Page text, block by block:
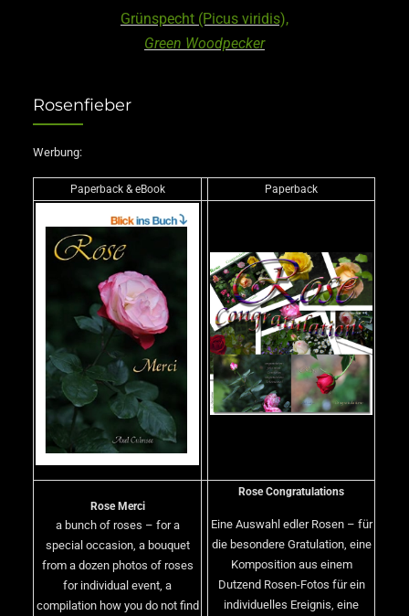
Grünspecht (Picus viridis),
Green Woodpecker
Rosenfieber
Werbung:
Paperback & eBook Paperback
Rose Merci
a bunch of roses – for a
special occasion, a bouquet
from a dozen photos of roses
for individual event, a
compilation how you do not find
Rose Congratulations
Eine Auswahl edler Rosen – für
die besondere Gratulation, eine
Komposition aus einem
Dutzend Rosen-Fotos für ein
individuelles Ereignis, eine